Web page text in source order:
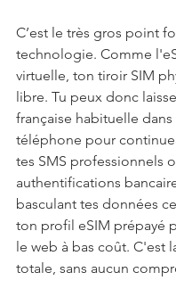
C’est le très gros point
technologie. Comme
virtuelle, ton tiroir SIM
libre. Tu peux donc
française habituelle dans
téléphone pour
tes SMS professionnels
authentifications
basculant tes données
ton profil eSIM prépayé
le web à bas coût. C'est
totale, sans aucun